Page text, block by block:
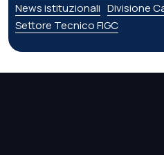
News istituzionali Divisione
Settore Tecnico FIGC